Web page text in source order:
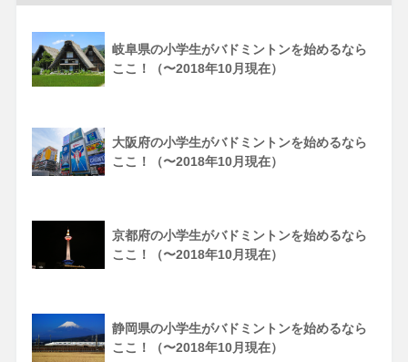
岐阜県の小学生がバドミントンを始めるなら
ここ！（〜2018年10月現在）
大阪府の小学生がバドミントンを始めるなら
ここ！（〜2018年10月現在）
京都府の小学生がバドミントンを始めるなら
ここ！（〜2018年10月現在）
静岡県の小学生がバドミントンを始めるなら
ここ！（〜2018年10月現在）